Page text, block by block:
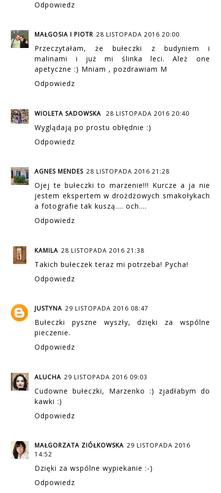
Odpowiedz
MAŁGOSIA I PIOTR 28 LISTOPADA 2016 20:00
Przeczytałam, że bułeczki z budyniem i
malinami i już mi ślinka leci. Ależ one
apetyczne :) Mniam , pozdrawiam M
Odpowiedz
WIOLETA SADOWSKA 28 LISTOPADA 2016 20:40
Wyglądają po prostu obłędnie :)
Odpowiedz
AGNES MENDES 28 LISTOPADA 2016 21:28
Ojej te bułeczki to marzenie!!! Kurcze a ja nie
jestem ekspertem w drożdżowych smakołykach
a fotografie tak kuszą.... och....
Odpowiedz
KAMILA 28 LISTOPADA 2016 21:38
Takich bułeczek teraz mi potrzeba! Pycha!
Odpowiedz
JUSTYNA 29 LISTOPADA 2016 08:47
Bułeczki pyszne wyszły, dzięki za wspólne
pieczenie.
Odpowiedz
ALUCHA 29 LISTOPADA 2016 09:03
Cudowne bułeczki, Marzenko :) zjadłabym do
kawki :)
Odpowiedz
MAŁGORZATA ZIÓŁKOWSKA 29 LISTOPADA 2016
14:52
Dzięki za wspólne wypiekanie :-)
Odpowiedz